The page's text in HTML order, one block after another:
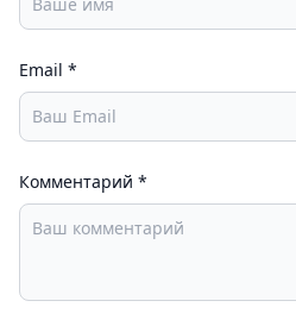
Email *
Комментарий *